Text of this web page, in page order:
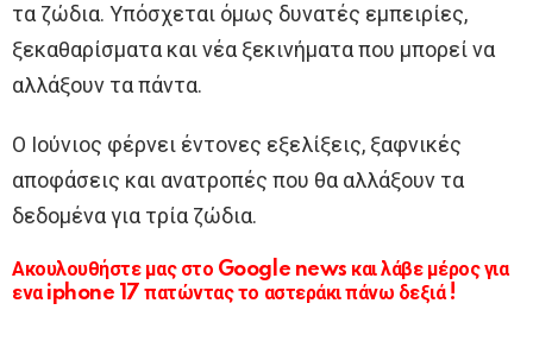
τα ζώδια. Υπόσχεται όμως δυνατές εμπειρίες,
ξεκαθαρίσματα και νέα ξεκινήματα που μπορεί να
αλλάξουν τα πάντα.
Ο Ιούνιος φέρνει έντονες εξελίξεις, ξαφνικές
αποφάσεις και ανατροπές που θα αλλάξουν τα
δεδομένα για τρία ζώδια.
Ακουλουθήστε μας στο Google news και λάβε μέρος για
ενα iphone 17 πατώντας το αστεράκι πάνω δεξιά !